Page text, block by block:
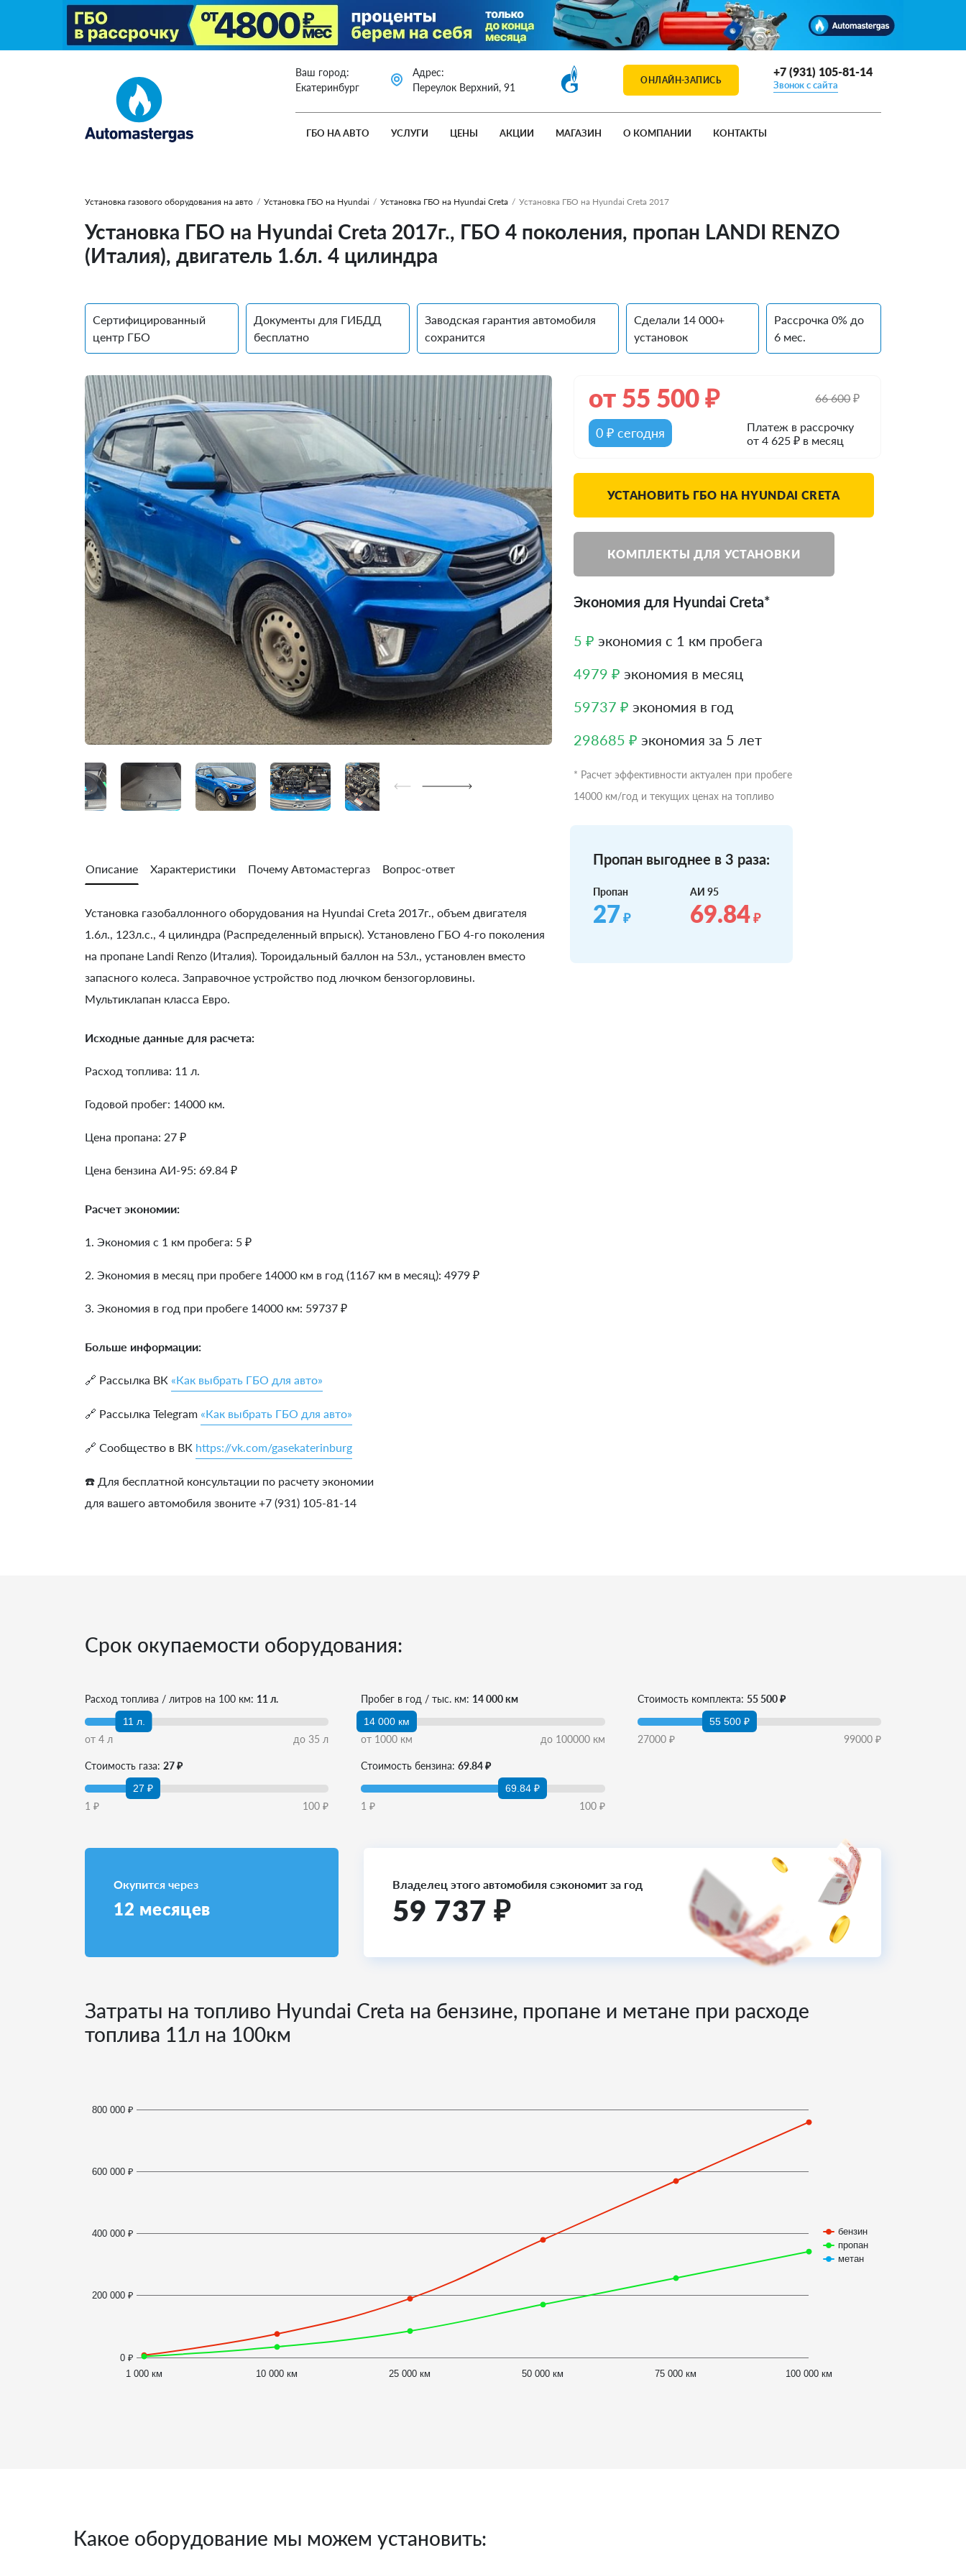
Ваш город:
Екатеринбург
Адрес:
Переулок Верхний, 91
ОНЛАЙН-ЗАПИСЬ
+7 (931) 105-81-14
Звонок с сайта
ГБО НА АВТО УСЛУГИ ЦЕНЫ АКЦИИ МАГАЗИН О КОМПАНИИ КОНТАКТЫ
Установка газового оборудования на авто / Установка ГБО на Hyundai / Установка ГБО на Hyundai Creta / Установка ГБО на Hyundai Creta 2017
Установка ГБО на Hyundai Creta 2017г., ГБО 4 поколения, пропан LANDI RENZO
(Италия), двигатель 1.6л. 4 цилиндра
Сертифицированный
центр ГБО
Документы для ГИБДД
бесплатно
Заводская гарантия автомобиля
сохранится
Сделали 14 000+
установок
Рассрочка 0% до
6 мес.
от 55 500₽ 66 600₽
0 ₽ сегодня
Платеж в рассрочку
от 4 625 ₽ в месяц
УСТАНОВИТЬ ГБО НА HYUNDAI CRETA
КОМПЛЕКТЫ ДЛЯ УСТАНОВКИ
Экономия для Hyundai Creta*
5 ₽ экономия с 1 км пробега
4979 ₽ экономия в месяц
59737 ₽ экономия в год
298685 ₽ экономия за 5 лет
* Расчет эффективности актуален при пробеге
14000 км/год и текущих ценах на топливо
Описание Характеристики Почему Автомастергаз Вопрос-ответ
Установка газобаллонного оборудования на Hyundai Creta 2017г., объем двигателя
1.6л., 123л.с., 4 цилиндра (Распределенный впрыск). Установлено ГБО 4-го поколения
на пропане Landi Renzo (Италия). Тороидальный баллон на 53л., установлен вместо
запасного колеса. Заправочное устройство под лючком бензогорловины.
Мультиклапан класса Евро.
Исходные данные для расчета:
Расход топлива: 11 л.
Годовой пробег: 14000 км.
Цена пропана: 27 ₽
Цена бензина АИ-95: 69.84 ₽
Расчет экономии:
1. Экономия с 1 км пробега: 5 ₽
2. Экономия в месяц при пробеге 14000 км в год (1167 км в месяц): 4979 ₽
3. Экономия в год при пробеге 14000 км: 59737 ₽
Больше информации:
🔗 Рассылка ВК «Как выбрать ГБО для авто»
🔗 Рассылка Telegram «Как выбрать ГБО для авто»
🔗 Сообщество в ВК https://vk.com/gasekaterinburg
☎️ Для бесплатной консультации по расчету экономии
для вашего автомобиля звоните +7 (931) 105-81-14
Пропан выгоднее в 3 раза:
Пропан
27₽
АИ 95
69.84₽
Срок окупаемости оборудования:
Расход топлива / литров на 100 км: 11 л.
11 л.
от 4 л до35 л
Пробег в год / тыс. км: 14 000 км
14 000 км
от 1000 км до 100000км
Стоимость комплекта: 55 500 ₽
55 500 ₽
27000₽ 99000₽
Стоимость газа: 27 ₽
27 ₽
1 ₽ 100 ₽
Стоимость бензина:69.84 ₽
69.84 ₽
1 ₽ 100₽
Окупится через
12 месяцев
Владелец этого автомобиля сэкономит за год
59 737 ₽
Затраты на топливо Hyundai Creta на бензине, пропане и метане при расходе
топлива 11л на 100км
бензин
пропан
метан
1 000 км 10 000 км 25 000 км 50 000 км 75 000 км 100 000 км
0 ₽
200 000 ₽
400 000 ₽
600 000 ₽
800 000 ₽
Какое оборудование мы можем установить: